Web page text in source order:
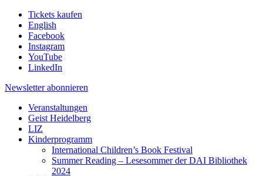
Tickets kaufen
English
Facebook
Instagram
YouTube
LinkedIn
Newsletter abonnieren
Veranstaltungen
Geist Heidelberg
LIZ
Kinderprogramm
International Children’s Book Festival
Summer Reading – Lesesommer der DAI Bibliothek
2024